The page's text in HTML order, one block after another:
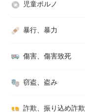
児童ポルノ
暴行、暴力
傷害、傷害致死
窃盗、盗み
詐欺、振り込め詐欺